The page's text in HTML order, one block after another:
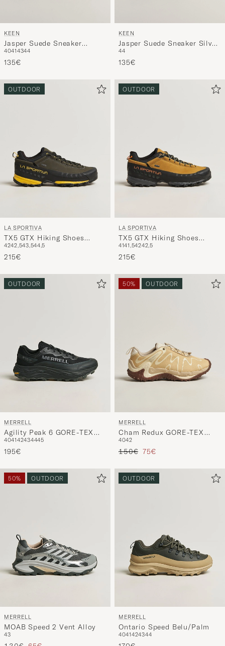
KEEN
Jasper Suede Sneaker
Cathay Spice
40414344
135€
KEEN
Jasper Suede Sneaker Silver
Mink
44
135€
OUTDOOR
LA SPORTIVA
TX5 GTX Hiking Shoes
Carbon/Yellow
4242,543,544,5
215€
OUTDOOR
LA SPORTIVA
TX5 GTX Hiking Shoes
Savana/Tiger
4141,54242,5
215€
OUTDOOR
MERRELL
Agility Peak 6 GORE-TEX
Sneaker Black
404142434445
195€
50% OUTDOOR
MERRELL
Cham Redux GORE-TEX
Sneaker Beluga
4042
Reguliere prijs
150€ Verlaagd prijs
75€
50% OUTDOOR
MERRELL
MOAB Speed 2 Vent Alloy
43
OUTDOOR
MERRELL
Ontario Speed Belu/Palm
4041424344